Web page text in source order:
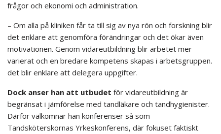
frågor och ekonomi och administration.
– Om alla på kliniken får ta till sig av nya rön och forskning blir
det enklare att genomföra förändringar och det ökar även
motivationen. Genom vidareutbildning blir arbetet mer
varierat och en bredare kompetens skapas i arbetsgruppen.
det blir enklare att delegera uppgifter.
Dock anser han att utbudet för vidareutbildning är
begränsat i jämförelse med tandläkare och tandhygienister.
Därför välkomnar han konferenser så som
Tandsköterskornas Yrkeskonferens, där fokuset faktiskt